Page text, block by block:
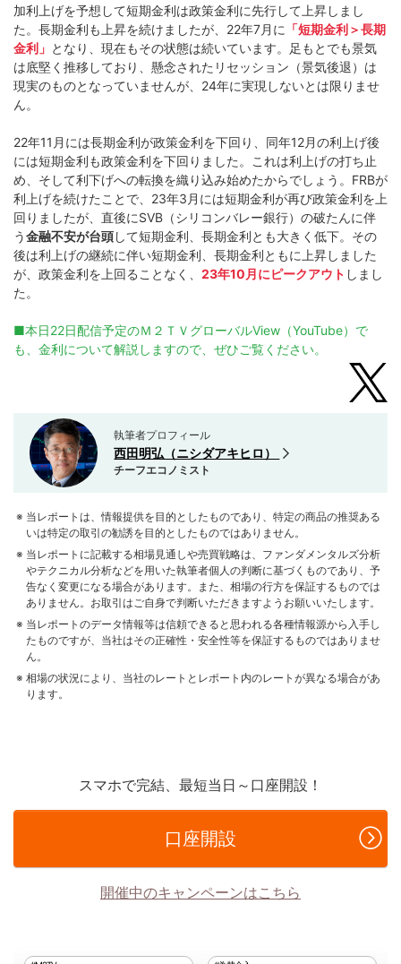
加利上げを予想して短期金利は政策金利に先行して上昇しまし
た。長期金利も上昇を続けましたが、22年7月に 「短期金利＞長期
金利」 となり、現在もその状態は続いています。足もとでも景気
は底堅く推移しており、懸念されたリセッション（景気後退）は
現実のものとなっていませんが、24年に実現しないとは限りませ
ん。
22年11月には長期金利が政策金利を下回り、同年12月の利上げ後
には短期金利も政策金利を下回りました。これは利上げの打ち止
め、そして利下げへの転換を織り込み始めたからでしょう。FRBが
利上げを続けたことで、23年3月には短期金利が再び政策金利を上
回りましたが、直後にSVB（シリコンバレー銀行）の破たんに伴
う金融不安が台頭して短期金利、長期金利とも大きく低下。その
後は利上げの継続に伴い短期金利、長期金利ともに上昇しました
が、政策金利を上回ることなく、 23年10月にピークアウト しまし
た。
■本日22日配信予定のＭ２ＴＶグローバルView（YouTube）で
も、金利について解説しますので、ぜひご覧ください。
執筆者プロフィール
西田明弘（ニシダアキヒロ）
チーフエコノミスト
当レポートは、情報提供を目的としたものであり、特定の商品の推奨ある
いは特定の取引の勧誘を目的としたものではありません。
当レポートに記載する相場見通しや売買戦略は、ファンダメンタルズ分析
やテクニカル分析などを用いた執筆者個人の判断に基づくものであり、予
告なく変更になる場合があります。また、相場の行方を保証するものでは
ありません。お取引はご自身で判断いただきますようお願いいたします。
当レポートのデータ情報等は信頼できると思われる各種情報源から入手し
たものですが、当社はその正確性・安全性等を保証するものではありませ
ん。
相場の状況により、当社のレートとレポート内のレートが異なる場合があ
ります。
スマホで完結、最短当日～口座開設！
口座開設
開催中のキャンペーンはこちら